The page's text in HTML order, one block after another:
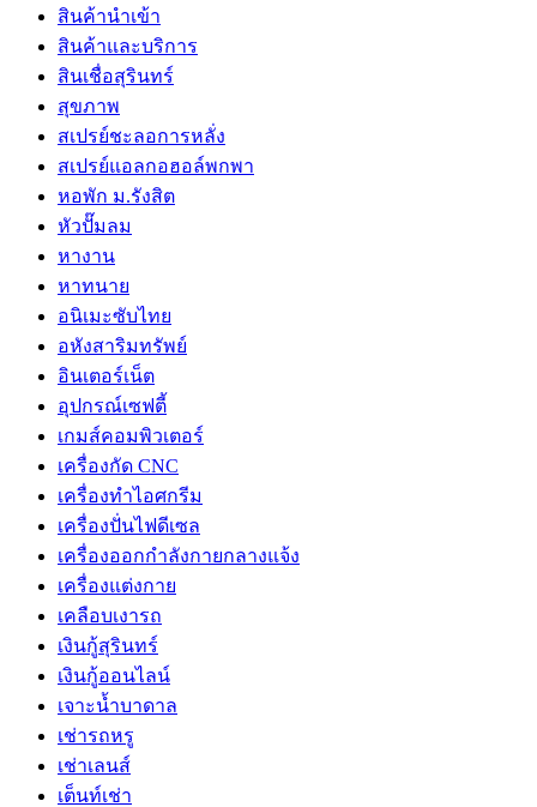
สินค้านำเข้า
สินค้าและบริการ
สินเชื่อสุรินทร์
สุขภาพ
สเปรย์ชะลอการหลั่ง
สเปรย์แอลกอฮอล์พกพา
หอพัก ม.รังสิต
หัวปั๊มลม
หางาน
หาทนาย
อนิเมะซับไทย
อหังสาริมทรัพย์
อินเตอร์เน็ต
อุปกรณ์เซฟตี้
เกมส์คอมพิวเตอร์
เครื่องกัด CNC
เครื่องทำไอศกรีม
เครื่องปั่นไฟดีเซล
เครื่องออกกำลังกายกลางแจ้ง
เครื่องแต่งกาย
เคลือบเงารถ
เงินกู้สุรินทร์
เงินกู้ออนไลน์
เจาะน้ำบาดาล
เช่ารถหรู
เช่าเลนส์
เต็นท์เช่า